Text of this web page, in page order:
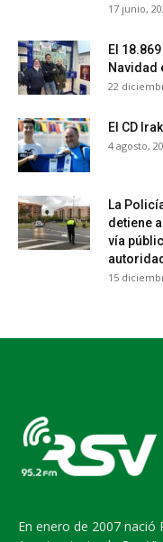
17 junio,
El
Navidad
22
El CD
4 agosto,
La
detiene
vía
autoridad
15
En enero de 2007 nació